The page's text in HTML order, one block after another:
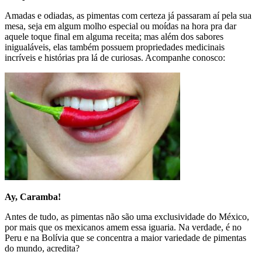
Amadas e odiadas, as pimentas com certeza já passaram aí pela sua
mesa, seja em algum molho especial ou moídas na hora pra dar
aquele toque final em alguma receita; mas além dos sabores
inigualáveis, elas também possuem propriedades medicinais
incríveis e histórias pra lá de curiosas. Acompanhe conosco:
Ay, Caramba!
Antes de tudo, as pimentas não são uma exclusividade do México,
por mais que os mexicanos amem essa iguaria. Na verdade, é no
Peru e na Bolívia que se concentra a maior variedade de pimentas
do mundo, acredita?